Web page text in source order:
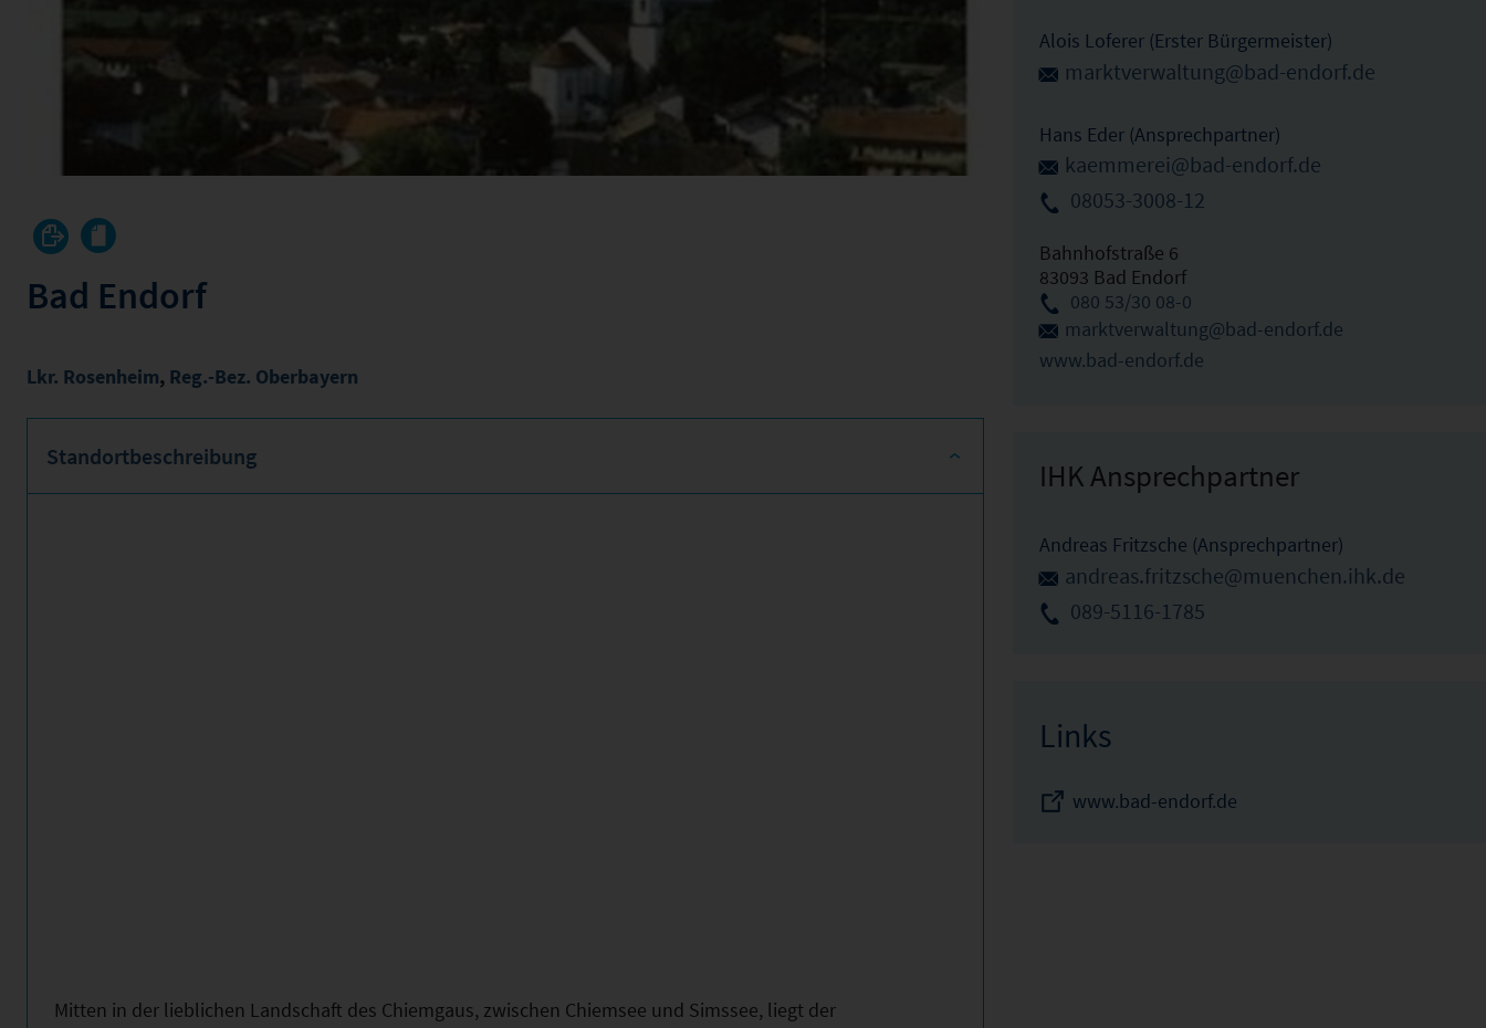
Bad Endorf
Lkr. Rosenheim, Reg.-Bez. Oberbayern
Standortbeschreibung
Mitten in der lieblichen Landschaft des Chiemgaus, zwischen Chiemsee und Simssee, liegt der
Alois Loferer (Erster Bürgermeister)
marktverwaltung@bad-endorf.de
Hans Eder (Ansprechpartner)
kaemmerei@bad-endorf.de
08053-3008-12
Bahnhofstraße 6
83093 Bad Endorf
080 53/30 08-0
marktverwaltung@bad-endorf.de
www.bad-endorf.de
IHK Ansprechpartner
Andreas Fritzsche (Ansprechpartner)
andreas.fritzsche@muenchen.ihk.de
089-5116-1785
Links
www.bad-endorf.de